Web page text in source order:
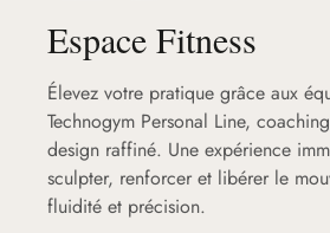
Espace Fitness
Élevez votre pratique grâce aux
Technogym Personal Line,
design raffiné. Une expérience
sculpter, renforcer et libérer le
fluidité et précision.